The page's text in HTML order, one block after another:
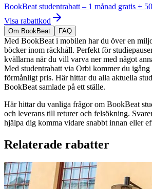
BookBeat studentrabatt – 1 månad gratis +
Visa rabattkod
Om BookBeat FAQ
Med BookBeat i mobilen har du över en
böcker inom räckhåll. Perfekt för
kvällarna när du vill varva ner med något
Med studentrabatt via Orbi kommer du
förmånligt pris. Här hittar du alla aktuella
BookBeat samlade på ett ställe.
Här hittar du vanliga frågor om BookBeat
och leverans till returer och felsökning.
hjälpa dig komma vidare snabbt innan eller
Relaterade rabatter